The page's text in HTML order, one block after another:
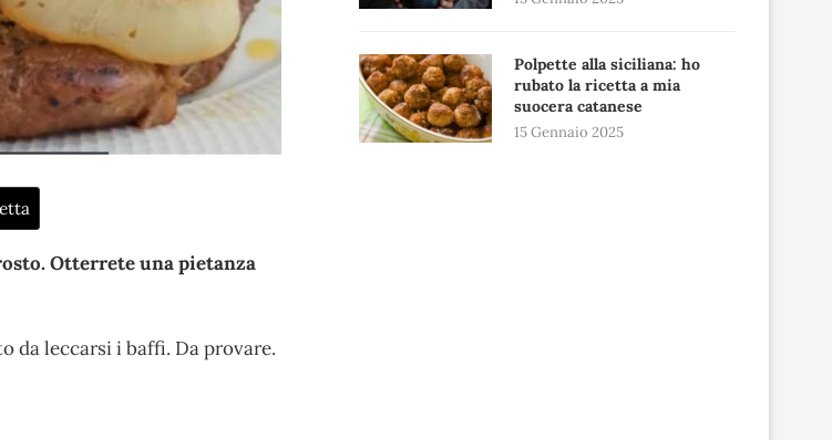
Otterrete una pietanza
da leccarsi i baffi. Da provare.
Polpette alla siciliana: ho
rubato la ricetta a mia
suocera catanese
15 Gennaio 2025